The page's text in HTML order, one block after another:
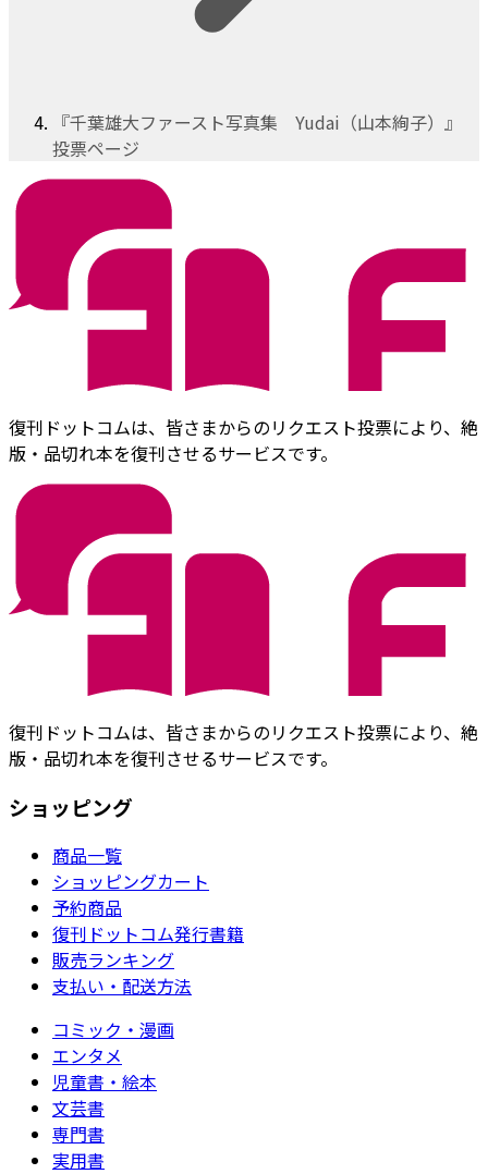
『千葉雄大ファースト写真集 Yudai（山本絢子）』
投票ページ
復刊ドットコムは、皆さまからのリクエスト投票により、絶
版・品切れ本を復刊させるサービスです。
復刊ドットコムは、皆さまからのリクエスト投票により、絶
版・品切れ本を復刊させるサービスです。
ショッピング
商品一覧
ショッピングカート
予約商品
復刊ドットコム発行書籍
販売ランキング
支払い・配送方法
コミック・漫画
エンタメ
児童書・絵本
文芸書
専門書
実用書